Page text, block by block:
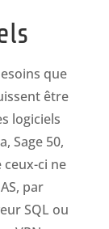
que
être
logiciels
Sage 50,
ceux-ci ne
par
SQL ou